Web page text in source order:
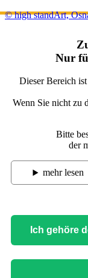
© high standArt,
Nur
Dieser Bereich
Wenn Sie nicht zu
Bitte
der
mehr lesen
Ich gehöre